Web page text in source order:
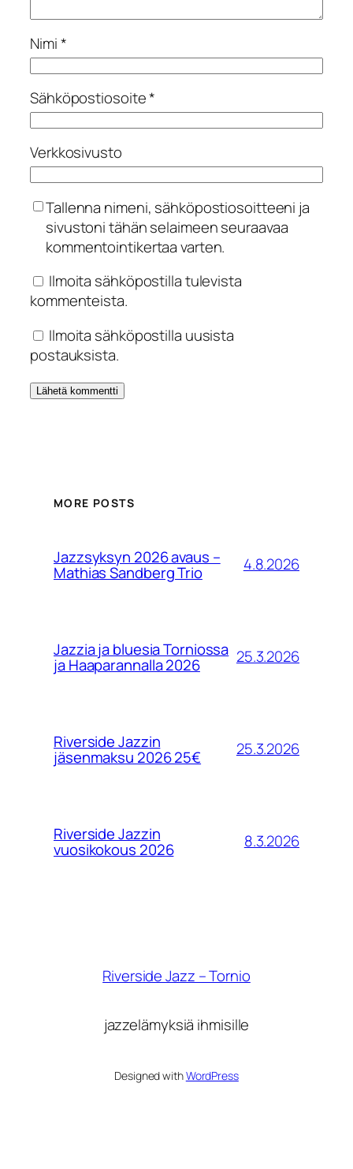
Nimi*
Sähköpostiosoite*
Verkkosivusto
Tallenna nimeni, sähköpostiosoitteeni ja
sivustoni tähän selaimeen seuraavaa
kommentointikertaa varten.
Ilmoita sähköpostilla tulevista
kommenteista.
Ilmoita sähköpostilla uusista
postauksista.
MORE POSTS
Jazzsyksyn 2026 avaus –
Mathias Sandberg Trio 4.8.2026
Jazzia ja bluesia Torniossa
ja Haaparannalla 2026 25.3.2026
Riverside Jazzin
jäsenmaksu 2026 25€ 25.3.2026
Riverside Jazzin
vuosikokous 2026 8.3.2026
Riverside Jazz – Tornio
jazzelämyksiä ihmisille
Designed withWordPress